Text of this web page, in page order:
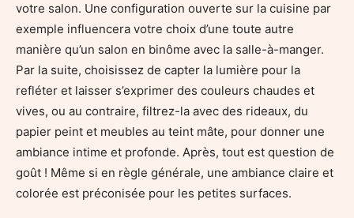
votre salon. Une configuration ouverte sur la cuisine par
exemple influencera votre choix d’une toute autre
manière qu’un salon en binôme avec la salle-à-manger.
Par la suite, choisissez de capter la lumière pour la
refléter et laisser s’exprimer des couleurs chaudes et
vives, ou au contraire, filtrez-la avec des rideaux, du
papier peint et meubles au teint mâte, pour donner une
ambiance intime et profonde. Après, tout est question de
goût ! Même si en règle générale, une ambiance claire et
colorée est préconisée pour les petites surfaces.